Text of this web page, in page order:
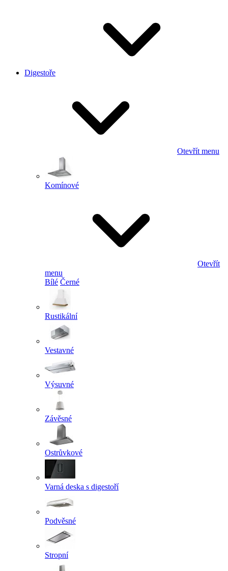
Digestoře
Otevřít menu
Komínové
Otevřít
menu
Bílé Černé
Rustikální
Vestavné
Výsuvné
Závěsné
Ostrůvkové
Varná deska s digestoří
Podvěsné
Stropní